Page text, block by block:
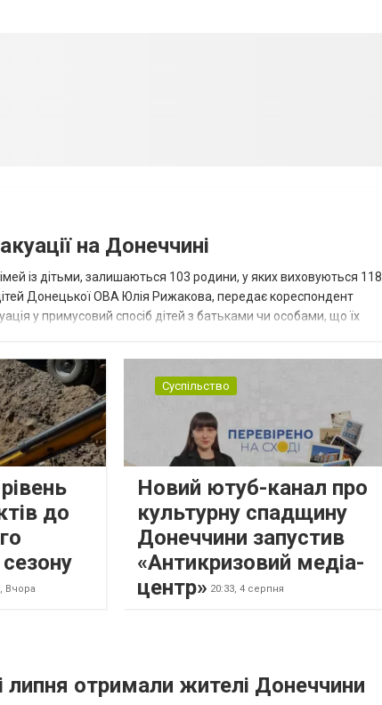
на Донеччині
із дітьми, залишаються 103 родини, у яких виховуються 118
Донецької ОВА Юлія Рижакова, передає кореспондент
у примусовий спосіб дітей з батьками чи особами, що їх
до
Вчора
Суспільство
Новий ютуб-канал про
культурну спадщину
Донеччини запустив
«Антикризовий медіа-
центр» 20:33, 4 серпня
липня отримали жителі Донеччини